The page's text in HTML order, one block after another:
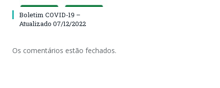
Boletim COVID-19 –
Atualizado 07/12/2022
Os comentários estão fechados.